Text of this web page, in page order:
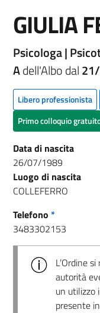
GIULIA
Psicologa |
Adell'Albo dal
Libero professionista
Primo colloquio
Data di nascita
26/07/1989
Luogo di nascita
COLLEFERRO
Telefono *
3483302153
L’Ordine
autorità
un utilizzo
presente